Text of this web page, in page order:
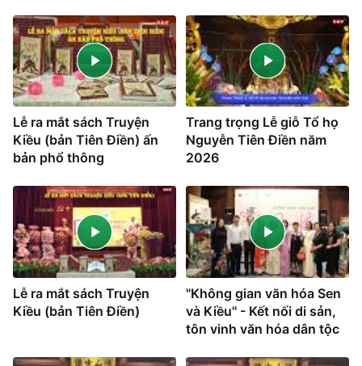
Lễ ra mắt sách Truyện
Kiều (bản Tiên Điền) ấn
bản phổ thông
Trang trọng Lễ giỗ Tổ họ
Nguyễn Tiên Điền năm
2026
Lễ ra mắt sách Truyện
Kiều (bản Tiên Điền)
''Không gian văn hóa Sen
và Kiều'' - Kết nối di sản,
tôn vinh văn hóa dân tộc